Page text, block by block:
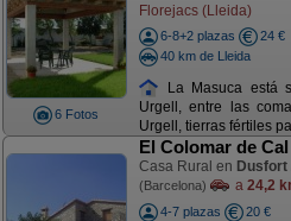
6 Fotos
Florejacs (Lleida)
6-8+2 plazas
24 €
40 km de Lleida
La Masuca está
Urgell, entre las
Urgell, tierras fértiles
El Colomar de
Casa Rural en Dusfort
(Barcelona) a 24,2
4-7 plazas
20 €